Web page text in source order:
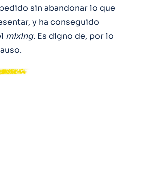
sin abandonar lo que
y ha conseguido
mixing. Es digno de, por lo